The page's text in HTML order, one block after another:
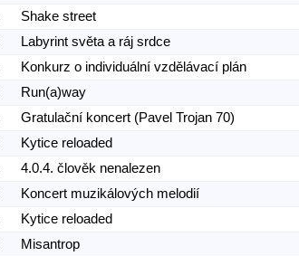
Shake street
Labyrint světa a ráj srdce
Konkurz o individuální vzdělávací plán
Run(a)way
Gratulační koncert (Pavel Trojan 70)
Kytice reloaded
4.0.4. člověk nenalezen
Koncert muzikálových melodií
Kytice reloaded
Misantrop